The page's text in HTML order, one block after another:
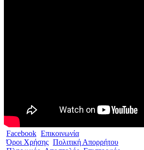
Facebook Επικοινωνία
Όροι Χρήσης Πολιτική Απορρήτου